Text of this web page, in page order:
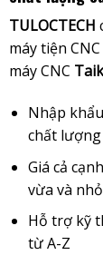
TULOCTECH
máy tiện
máy CNC
Nhập
chất
Giá cả
vừa và nhỏ
Hỗ trợ kỹ
từ A-Z